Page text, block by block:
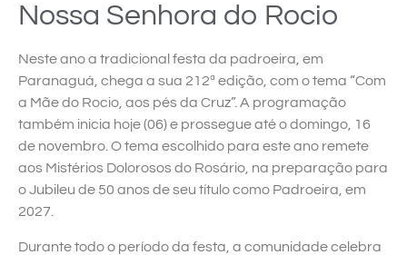
Nossa Senhora do Rocio
Neste ano a tradicional festa da padroeira, em
Paranaguá, chega a sua 212ª edição, com o tema “Com
a Mãe do Rocio, aos pés da Cruz”. A programação
também inicia hoje (06) e prossegue até o domingo, 16
de novembro. O tema escolhido para este ano remete
aos Mistérios Dolorosos do Rosário, na preparação para
o Jubileu de 50 anos de seu título como Padroeira, em
2027.
Durante todo o período da festa, a comunidade celebra